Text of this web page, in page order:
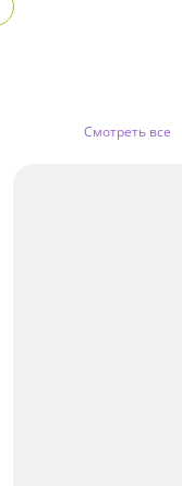
Смотреть все